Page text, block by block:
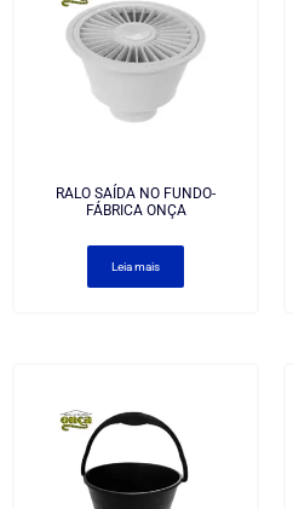
RALO SAÍDA NO FUNDO-
FÁBRICA ONÇA
Leia mais